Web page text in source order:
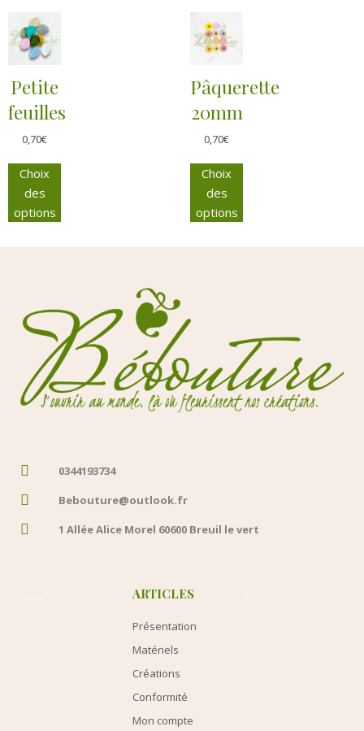
Petite
feuilles
0,70€
Choix
des
options
Pâquerette
20mm
0,70€
Choix
des
options
0344193734
Bebouture@outlook.fr
1 Allée Alice Morel 60600 Breuil le vert
ARTICLES
Présentation
Matériels
Créations
Conformité
Mon compte